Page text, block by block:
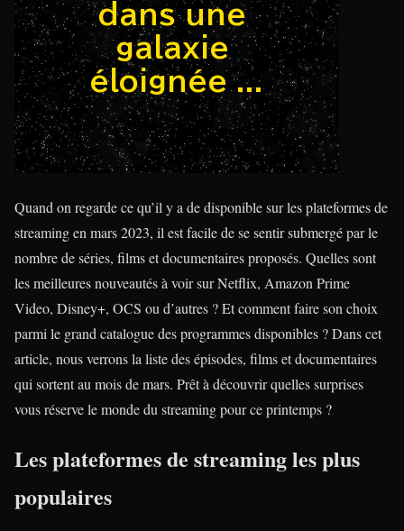
Quand on regarde ce qu’il y a de disponible sur les plateformes de
streaming en mars 2023, il est facile de se sentir submergé par le
nombre de séries, films et documentaires proposés. Quelles sont
les meilleures nouveautés à voir sur Netflix, Amazon Prime
Video, Disney+, OCS ou d’autres ? Et comment faire son choix
parmi le grand catalogue des programmes disponibles ? Dans cet
article, nous verrons la liste des épisodes, films et documentaires
qui sortent au mois de mars. Prêt à découvrir quelles surprises
vous réserve le monde du streaming pour ce printemps ?
Les plateformes de streaming les plus
populaires